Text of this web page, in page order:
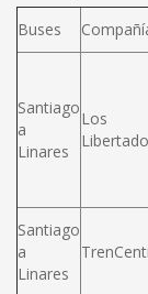
Buses
Santiago
a
Linares
Los
Santiago
a
Linares